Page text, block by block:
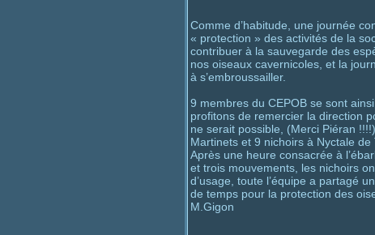
Comme d’habitude, une journée
« protection » des activités de la
contribuer à la sauvegarde des
nos oiseaux cavernicoles, et la
à s’embroussailler.
9 membres du CEPOB se sont
profitons de remercier la direction
ne serait possible, (Merci Piéran
Martinets et 9 nichoirs à Nyctale de
Après une heure consacrée à
et trois mouvements, les nichoirs
d’usage, toute l’équipe a partagé
de temps pour la protection des
M.Gigon